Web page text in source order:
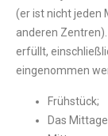
(er ist nicht jeden
anderen
erfüllt,
eingenommen
Frühstück;
Das